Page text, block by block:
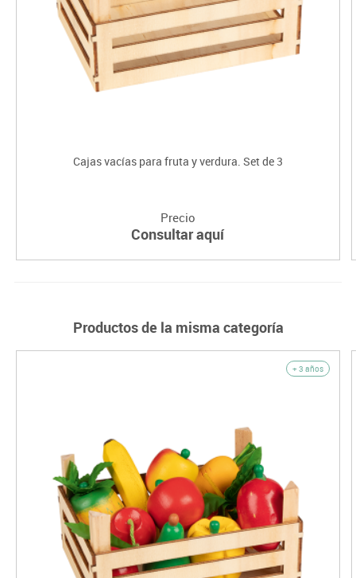
Cajas vacías para fruta y verdura. Set de 3
Precio
Consultar aquí
Productos de la misma categoría
+ 3 años